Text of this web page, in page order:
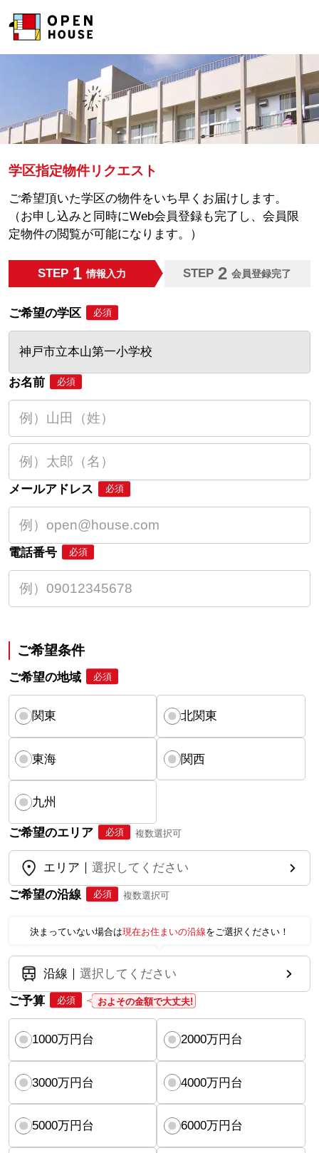
学区指定物件リクエスト
ご希望頂いた学区の物件をいち早くお届けします。
（お申し込みと同時にWeb会員登録も完了し、会員限
定物件の閲覧が可能になります。）
STEP 1 情報入力 STEP 2 会員登録完了
ご希望の学区 必須
神戸市立本山第一小学校
お名前 必須
メールアドレス 必須
電話番号 必須
ご希望条件
ご希望の地域 必須
関東 北関東
東海 関西
九州
ご希望のエリア 必須 複数選択可
エリア
選択してください
ご希望の沿線
必須 複数選択可
決まっていない場合は現在お住まいの沿線をご選択ください！
沿線
選択してください
ご予算
必須 およその金額で大丈夫!
1000万円台 2000万円台
3000万円台 4000万円台
5000万円台 6000万円台